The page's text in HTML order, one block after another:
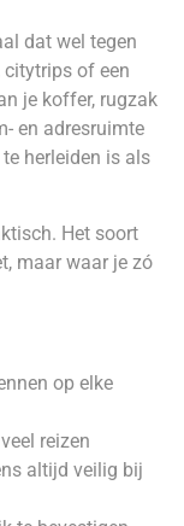
dat wel tegen
citytrips of een
je koffer, rugzak
en adresruimte
herleiden is als
Het soort
maar waar je zó
op elke
reizen
altijd veilig bij